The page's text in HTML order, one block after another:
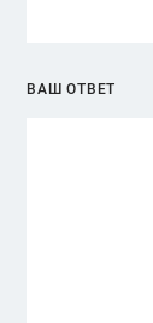
ВАШ ОТВЕТ